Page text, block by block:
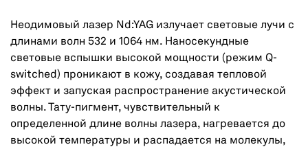
Неодимовый лазер Nd:YAG излучает световые лучи с
длинами волн 532 и 1064 нм. Наносекундные
световые вспышки высокой мощности (режим Q-
switched) проникают в кожу, создавая тепловой
эффект и запуская распространение акустической
волны. Тату-пигмент, чувствительный к
определенной длине волны лазера, нагревается до
высокой температуры и распадается на молекулы,